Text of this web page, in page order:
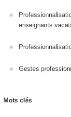
enseignants
Gestes
Mots clés